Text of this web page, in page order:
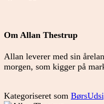
Om Allan Thestrup
Allan leverer med sin
morgen, som kigger på
Kategoriseret som